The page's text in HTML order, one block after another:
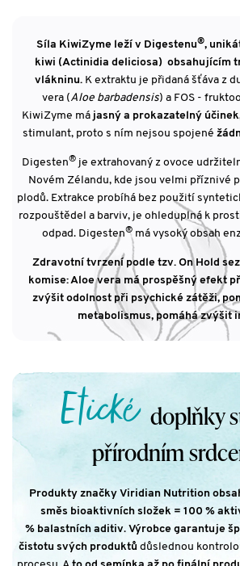
Síla KiwiZyme leží v Digestenu®,
kiwi (Actinidia deliciosa) obsahujícím
vlákninu. K extraktu je přidaná šťáva z
vera (Aloe barbadensis) a FOS -
KiwiZyme má jasný a prokazatelný účinek
stimulant, proto s ním nejsou spojené
Digesten® je extrahovaný z ovoce
Novém Zélandu, kde jsou velmi příznivé
plodů. Extrakce probíhá bez použití
rozpouštědel a barviv, je ohleduplná k
odpad. Digesten®má vysoký obsah
Zdravotní tvrzení podle tzv. On Hold
komise: Aloe vera má prospěšný efekt
zvýšit odolnost při psychické zátěži,
metabolismus, pomáhá zvýšit
Etickédoplňky
přírodním
Produkty značky Viridian Nutrition
směs bioaktivních složek = 100 %
% balastních aditiv. Výrobce garantuje
čistotu svých produktů důslednou